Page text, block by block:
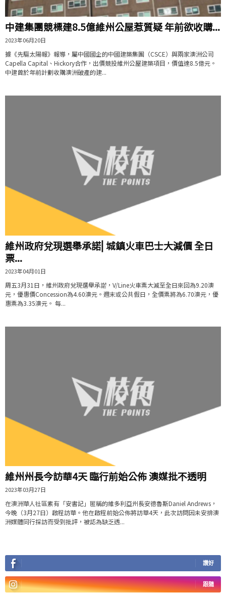
中建集團競標建8.5億維州公屋惹質疑 年前欲收購...
2023年06月20日
據《先驅太陽報》報導，屬中國國企的中國建築集團（CSCE）與兩家澳洲公司
Capella Capital、Hickory合作，出價競投維州公屋建築項目，價值達8.5億元。
中建曾於年前計劃收購澳洲破產的建...
維州政府兌現選舉承諾⎜城鎮火車巴士大減價 全日
票...
2023年04月01日
周五3月31日，維州政府兌現選舉承諾，V/Line火車票大減至全日來回為9.20澳
元，優惠價Concession為4.60澳元。週末或公共假日，全價票將為6.70澳元，優
惠票為3.35澳元。 每...
維州州長今訪華4天 臨行前始公佈 澳媒批不透明
2023年03月27日
在澳洲華人社區素有「安書記」匿稱的維多利亞州長安德魯斯Daniel Andrews，
今晚（3月27日）啟程訪華。他在啟程前始公佈將訪華4天，此次訪問因未安排澳
洲媒體同行採訪而受到批評，被認為缺乏透...
讚好
跟隨